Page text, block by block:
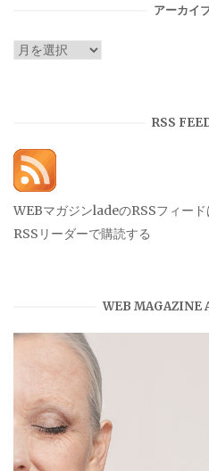
アーカイ
ア
RSS
WEBマガジンladeのRSSフィード
RSSリーダーで購読する
WEB MAGAZINE